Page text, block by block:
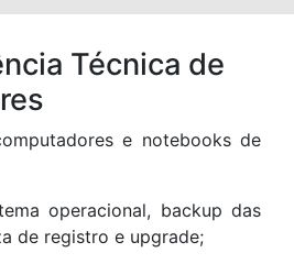
Técnica de
e notebooks de
operacional, backup das
de registro e upgrade;